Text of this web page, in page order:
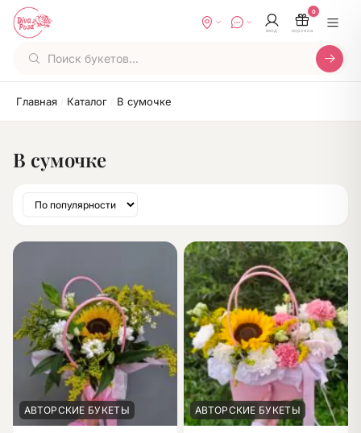
вход корзина
0
Главная / Каталог / В сумочке
В сумочке
АВТОРСКИЕ БУКЕТЫ АВТОРСКИЕ БУКЕТЫ